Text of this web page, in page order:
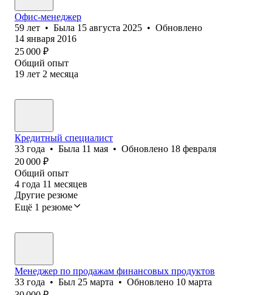
Офис-менеджер
59 лет • Была 15 августа 2025 • Обновлено
14 января 2016
25 000 ₽
Общий опыт
19 лет 2 месяца
Кредитный специалист
33 года • Была 11 мая • Обновлено 18 февраля
20 000 ₽
Общий опыт
4 года 11 месяцев
Другие резюме
Ещё 1 резюме
Менеджер по продажам финансовых продуктов
33 года • Был 25 марта • Обновлено 10 марта